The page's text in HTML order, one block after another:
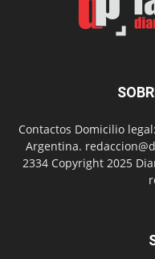
Contactos Domicilio
Argentina.
2334 Copyright 2025